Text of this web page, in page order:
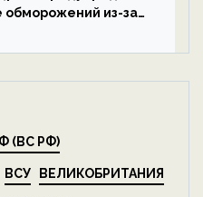
обморожений из-за
(ВС РФ)
ВСУ ВЕЛИКОБРИТАНИЯ